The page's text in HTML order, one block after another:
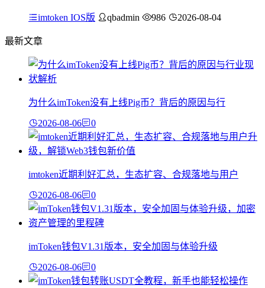
imtoken IOS版 qbadmin 986 2026-08-04
最新文章
为什么imToken没有上线Pig币？背后的原因与行
2026-08-06 0
imtoken近期利好汇总，生态扩容、合规落地与用户
2026-08-06 0
imToken钱包V1.31版本，安全加固与体验升级
2026-08-06 0